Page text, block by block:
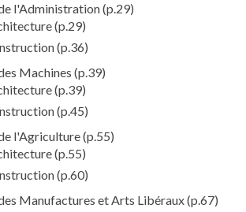
l'Administration(p.29)
(p.29)
(p.36)
Machines (p.39)
(p.39)
(p.45)
l'Agriculture(p.55)
(p.55)
(p.60)
Manufactures et Arts Libéraux(p.67)